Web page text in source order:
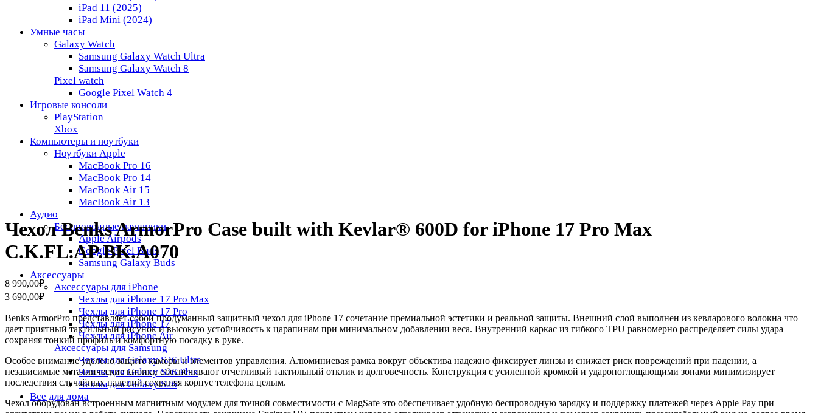
iPad 11 (2025)
iPad Mini (2024)
Умные часы
Galaxy Watch
Samsung Galaxy Watch Ultra
Samsung Galaxy Watch 8
Pixel watch
Google Pixel Watch 4
Игровые консоли
PlayStation
Xbox
Компьютеры и ноутбуки
Ноутбуки Apple
MacBook Pro 16
MacBook Pro 14
MacBook Air 15
MacBook Air 13
Аудио
Беспроводные наушники
Apple Airpods
Google Pixel Buds
Samsung Galaxy Buds
Аксессуары
Аксессуары для iPhone
Чехлы для iPhone 17 Pro Max
Чехлы для iPhone 17 Pro
Чехлы для iPhone 17
Чехлы для iPhone Air
Аксессуары для Samsung
Чехлы для Galaxy S26 Ultra
Чехлы для Galaxy S26 Plus
Чехлы для Galaxy S26
Все для дома
Чехол Benks ArmorPro Case built with Kevlar® 600D for iPhone 17 Pro Max
C.K.FL.AP.BK.A070
8 990,00₽
Первоначальная
цена
составляла
8
990,00₽.
3 690,00₽
Текущая
цена:
3
690,00₽.
Benks ArmorPro представляет собой продуманный защитный чехол для iPhone 17 сочетание премиальной эстетики и реальной защиты. Внешний слой выполнен из кевларового волокна что
дает приятный тактильный рисунок и высокую устойчивость к царапинам при минимальном добавлении веса. Внутренний каркас из гибкого TPU равномерно распределяет силы удара
сохраняя тонкий профиль и комфортную посадку в руке.
Особое внимание уделено защите камеры и элементов управления. Алюминиевая рамка вокруг объектива надежно фиксирует линзы и снижает риск повреждений при падении, а
независимые металлические кнопки обеспечивают отчетливый тактильный отклик и долговечность. Конструкция с усиленной кромкой и ударопоглощающими зонами минимизирует
последствия случайных падений сохраняя корпус телефона целым.
Чехол оборудован встроенным магнитным модулем для точной совместимости с MagSafe это обеспечивает удобную беспроводную зарядку и поддержку платежей через Apple Pay при